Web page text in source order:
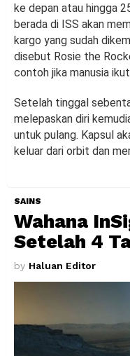
ke depan atau hingga
berada di ISS akan
kargo yang sudah
disebut Rosie the
contoh jika manusia
Setelah tinggal
melepaskan diri
untuk pulang. Kapsul
keluar dari orbit dan
SAINS
Wahana
Setelah 4
by Haluan Editor